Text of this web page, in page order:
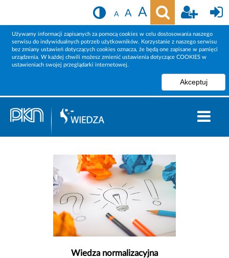
A
A
A
Używamy informacji zapisanych za pomocą cookies w celu dostosowania naszego
serwisu do indywidualnych potrzeb użytkowników. Korzystanie z naszego serwisu
bez zmiany ustawień dotyczących cookies oznacza, że będą one zapisane w pamięci
urządzenia. W każdej chwili możesz zmienić ustawienia dotyczące COOKIES w
ustawieniach swojej przeglądarki internetowej.
Wiedza normalizacyjna